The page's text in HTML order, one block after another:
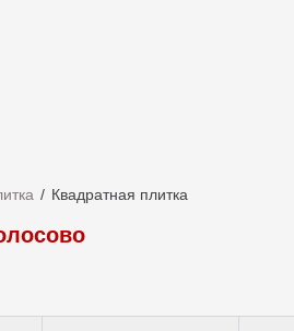
Квадратная плитка